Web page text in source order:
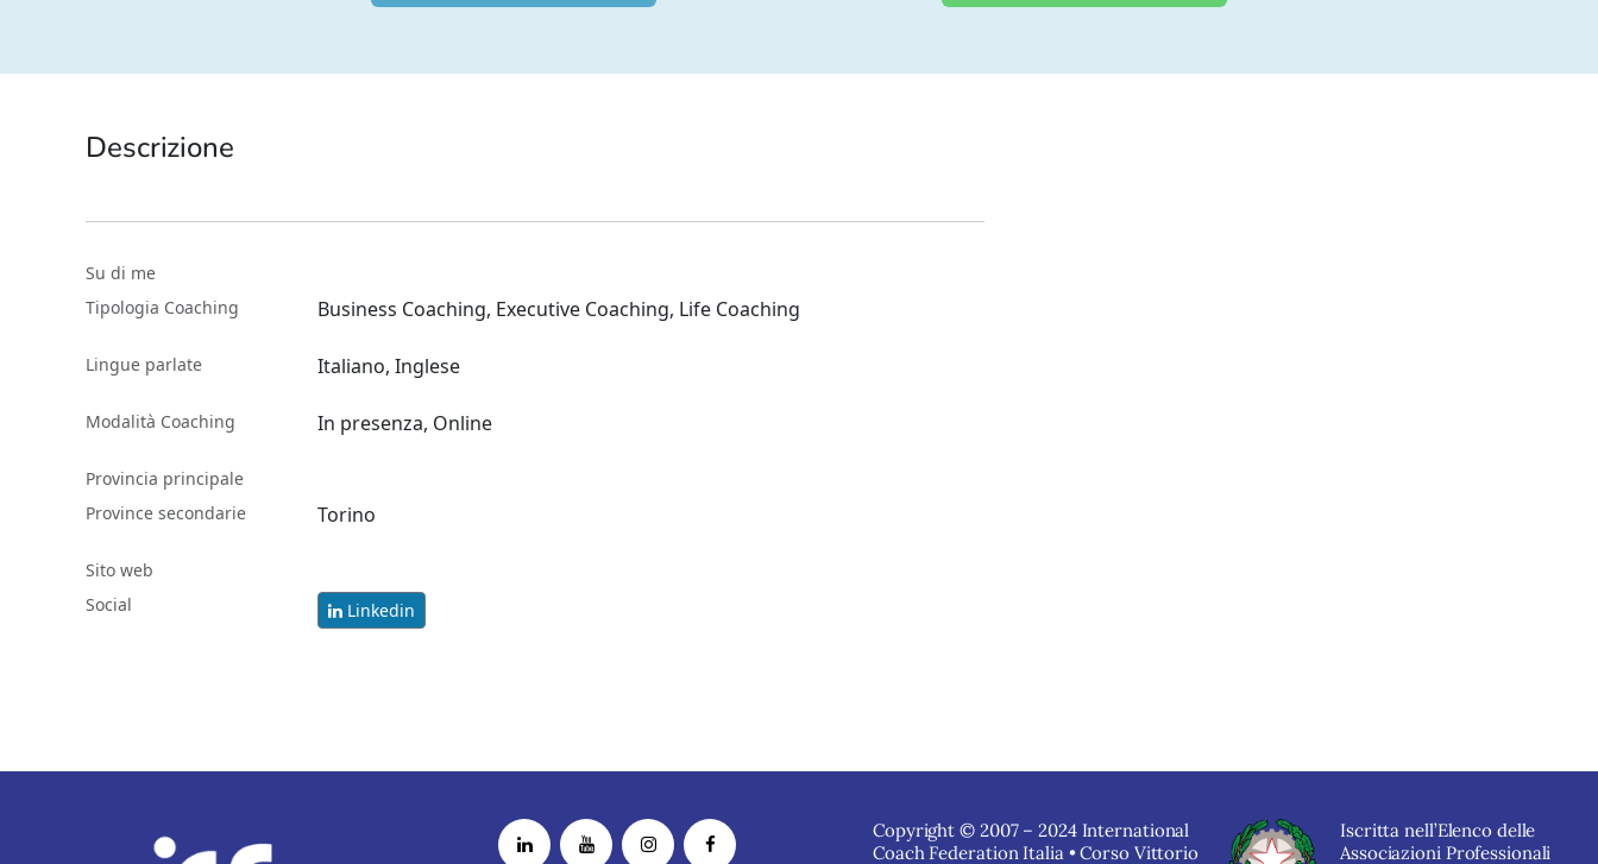
Descrizione
Su di me
Tipologia Coaching
Business Coaching, Executive Coaching, Life Coaching
Lingue parlate Italiano, Inglese
Modalità Coaching In presenza, Online
Provincia principale
Province secondarie
Torino
Sito web
Social
Linkedin
Copyright © 2007 – 2024 International
Coach Federation Italia • Corso Vittorio
Iscritta nell’Elenco delle
Associazioni Professionali